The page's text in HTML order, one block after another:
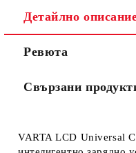
Детайлно
Ревюта
Свързани
VARTA LCD Universal